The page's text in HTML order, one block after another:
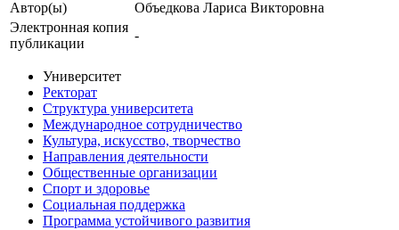
Автор(ы)
Объедкова Лариса Викторовна
Электронная копия
публикации
-
Университет
Ректорат
Структура университета
Международное сотрудничество
Культура, искусство, творчество
Направления деятельности
Общественные организации
Спорт и здоровье
Социальная поддержка
Программа устойчивого развития